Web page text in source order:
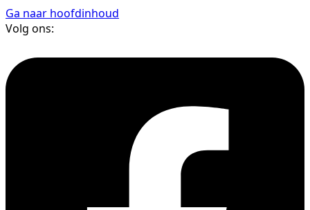
Ga naar hoofdinhoud
Volg ons: